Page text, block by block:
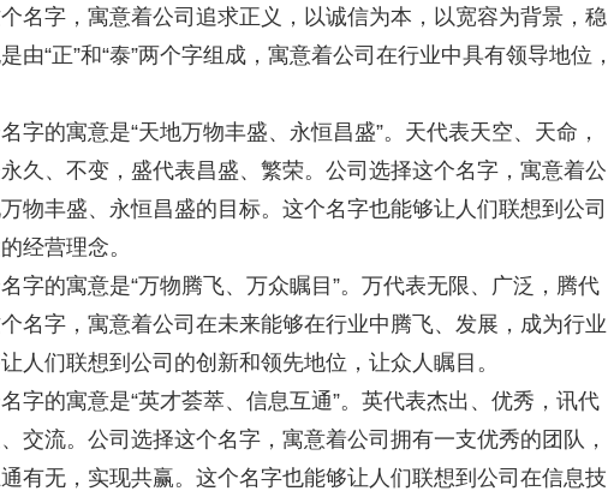
名字，寓意着公司追求正义，以诚信为本，以宽容为背景，稳
由“正”和“泰”两个字组成，寓意着公司在行业中具有领导地位，
字的寓意是“天地万物丰盛、永恒昌盛”。天代表天空、天命，
久、不变，盛代表昌盛、繁荣。公司选择这个名字，寓意着公
物丰盛、永恒昌盛的目标。这个名字也能够让人们联想到公司
经营理念。
字的寓意是“万物腾飞、万众瞩目”。万代表无限、广泛，腾代
名字，寓意着公司在未来能够在行业中腾飞、发展，成为行业
人们联想到公司的创新和领先地位，让众人瞩目。
字的寓意是“英才荟萃、信息互通”。英代表杰出、优秀，讯代
交流。公司选择这个名字，寓意着公司拥有一支优秀的团队，
有无，实现共赢。这个名字也能够让人们联想到公司在信息技